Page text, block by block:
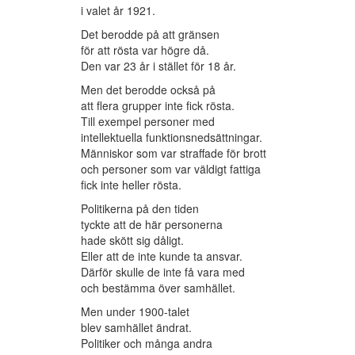
i valet år 1921.
Det berodde på att gränsen
för att rösta var högre då.
Den var 23 år i stället för 18 år.
Men det berodde också på
att flera grupper inte fick rösta.
Till exempel personer med
intellektuella funktionsnedsättningar.
Människor som var straffade för brott
och personer som var väldigt fattiga
fick inte heller rösta.
Politikerna på den tiden
tyckte att de här personerna
hade skött sig dåligt.
Eller att de inte kunde ta ansvar.
Därför skulle de inte få vara med
och bestämma över samhället.
Men under 1900-talet
blev samhället ändrat.
Politiker och många andra